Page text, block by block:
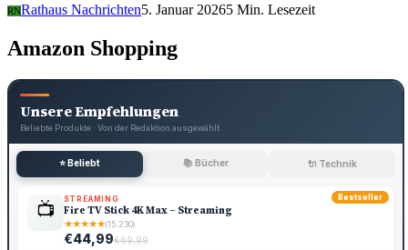
RNRathaus Nachrichten5. Januar 20265 Min. Lesezeit
Amazon Shopping
Unsere Empfehlungen
Beliebte Produkte · Von der Redaktion ausgewählt
⭐ Beliebt 📚 Bücher 🔌 Technik
Bestseller
📺 STREAMING
Fire TV Stick 4K Max – Streaming
★★★★★(15.230)
€44,99€69,99